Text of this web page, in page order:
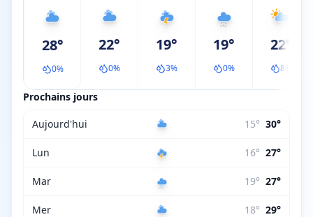
28°
0%
22°
0%
19°
3%
19°
0%
22°
8
Prochains jours
Aujourd'hui 15° 30°
Lun 16° 27°
Mar 19° 27°
Mer 18° 29°